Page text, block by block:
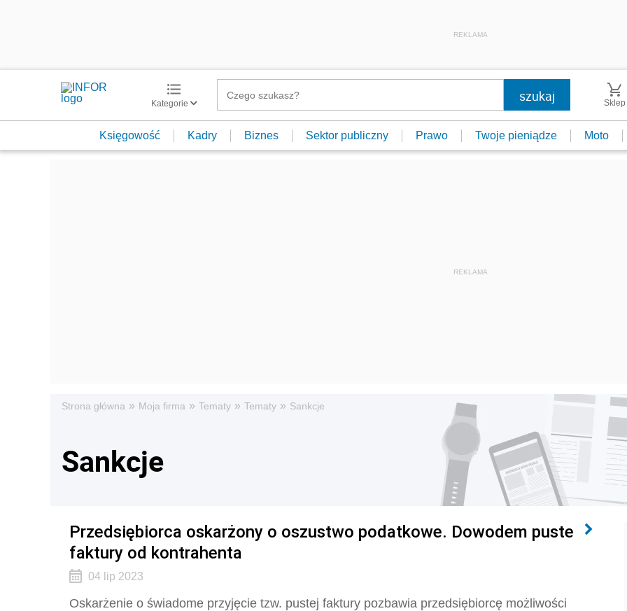
REKLAMA
Kategorie Sklep
Księgowość Kadry Biznes Sektor publiczny Prawo Twoje pieniądze Moto
Strona główna » Moja firma » Tematy » Tematy » Sankcje
Sankcje
Przedsiębiorca oskarżony o oszustwo podatkowe. Dowodem puste
faktury od kontrahenta
04 lip 2023
Oskarżenie o świadome przyjęcie tzw. pustej faktury pozbawia przedsiębiorcę możliwości